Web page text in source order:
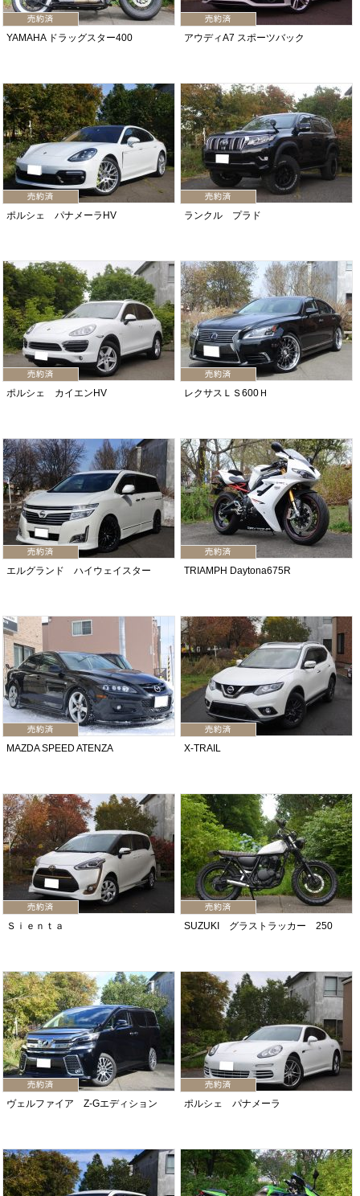
YAMAHA ドラッグスター400 アウディA7 スポーツバック
ポルシェ パナメーラHV ランクル プラド
ポルシェ カイエンHV レクサスＬＳ600Ｈ
エルグランド ハイウェイスター TRIAMPH Daytona675R
MAZDA SPEED ATENZA X-TRAIL
Ｓｉｅｎｔａ SUZUKI グラストラッカー 250
ヴェルファイア Z-Gエディション ポルシェ パナメーラ